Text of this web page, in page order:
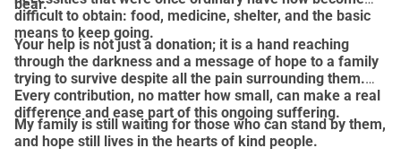
bear.
difficult to obtain: food, medicine, shelter, and the basic
means to keep going.
Your help is not just a donation; it is a hand reaching
through the darkness and a message of hope to a family
trying to survive despite all the pain surrounding them.
Every contribution, no matter how small, can make a real
difference and ease part of this ongoing suffering.
My family is still waiting for those who can stand by them,
and hope still lives in the hearts of kind people.